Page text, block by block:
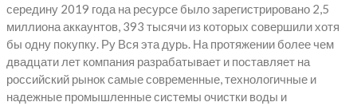
середину 2019 года на ресурсе было зарегистрировано 2,5
миллиона аккаунтов, 393 тысячи из которых совершили хотя
бы одну покупку. Ру Вся эта дурь. На протяжении более чем
двадцати лет компания разрабатывает и поставляет на
российский рынок самые современные, технологичные и
надежные промышленные системы очистки воды и